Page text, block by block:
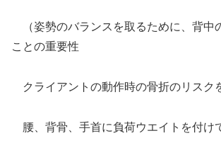
（姿勢のバランスを取るために、背中
ことの重要性
クライアントの動作時の骨折のリスク
腰、背骨、手首に負荷ウエイトを付け